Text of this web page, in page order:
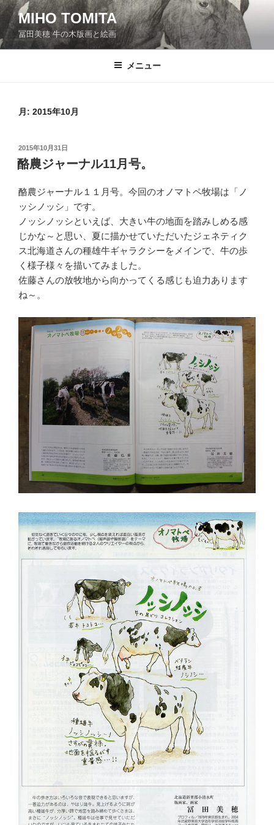
コ
テ
ン
MIHO TOMITA
冨田美穂 牛の木版画と絵画
メニュー
月: 2015年10月
投
稿
日:
2015年10月31日
酪農ジャーナル11月号。
酪農ジャーナル１１月号。今回のオノマトペ牧場は「ノ
ッシノッシ」です。
ノッシノッシといえば、大きい牛の地面を踏みしめる感
じかな～と思い、夏に描かせていただいたジェネティク
ス北海道さんの種雄牛ギャラクシーをメインで、牛の歩
く様子様々を描いてみました。
佐藤さんの放牧地から向かってくる感じも迫力あります
ね～。